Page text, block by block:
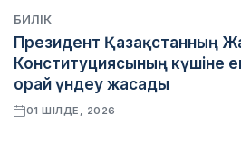
БИЛІК
Президент Қазақстанның
Конституциясының күшіне
орай үндеу жасады
01 ШІЛДЕ, 2026